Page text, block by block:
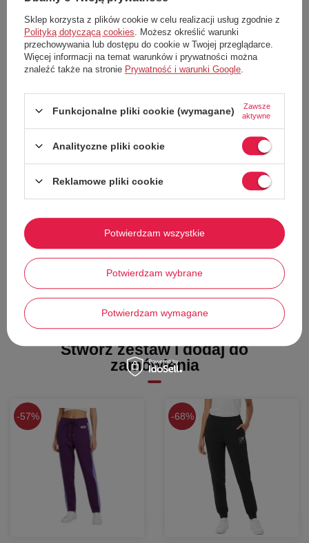
Postaw na luksusowy casual z kultową marką Diesel. Te damskie
spodnie to idealne połączenie wygody, sportowego charakteru i
miejskiego szyku. Doskonale sprawdzą się zarówno podczas relaksu w
domu, jak i w codziennych, streetwearowych stylizacjach.
Kluczowe cechy produktu:
Klasyczny, kremowy kolor zestawiony z
Wysoka jakość materiału:Wykonane z miękkiej i przyjemnej w
Detale marki:Na lewej nogawce znajduje się subtelne, haftowane
logo DIESEL, podkreślające autentyczność i prestiż produktu.
Idealne dopasowanie:Elastyczny pas z dodatkową regulacją za
pomocą sznurka pozwala na perfekcyjne dopasowanie spodni do talii.
przeszyciem zapewniają swobodę ruchów.
Dlaczego warto?
Spodnie marki Diesel to inwestycja w trwałość i styl, który nie wychodzi
z mody. Dzięki stonowanej kolorystyce z łatwością dopasujesz je do
ulubionych sneakersów, t-shirtu czy bluzy typu oversize.
WYMIARY:
długość - 96,5 cm
Stwórz zestaw i dodaj do
zamówienia
57% 68%
Sklep korzysta z plików cookie w celu realizacji usług zgodnie z
Polityką dotyczącą cookies . Możesz określić warunki
przechowywania lub dostępu do cookie w Twojej przeglądarce.
Więcej informacji na temat warunków i prywatności można
znaleźć także na stronie Prywatność i warunki Google
Funkcjonalne pliki cookie (wymagane)
Zawsze
aktywne
Analityczne pliki cookie
Reklamowe pliki cookie
Potwierdzam wybrane
Potwierdzam wymagane
Potwierdzam wszystkie